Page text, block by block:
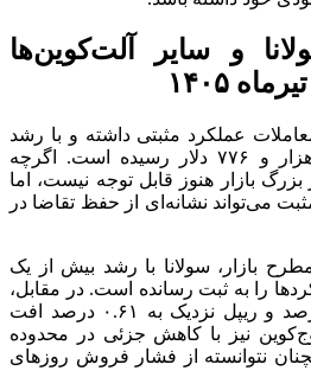
و سایر آلت‌کوین‌ها
عملکرد مثبتی داشته و با رشد
۰.۳۴ درصدی به محدوده هزار و ۷۷۶ دلار رسیده است. اگرچه
بازار هنوز قابل توجه نیست، اما
می‌تواند نشانه‌ای از حفظ تقاضا در
بازار، سولانا با رشد بیش از یک
را به ثبت رسانده است. در مقابل،
بایننس کوین حدود ۰.۴۲ درصد و ریپل نزدیک به ۰.۶۱ درصد افت
نیز با کاهش جزئی در محدوده
نتوانسته از فشار فروش روزهای